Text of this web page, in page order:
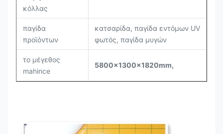
κόλλας
παγίδα
προϊόντων
κατσαρίδα, παγίδα εντόμων UV
φωτός, παγίδα μυγών
το μέγεθος
mahince
5800x1300x1820mm,